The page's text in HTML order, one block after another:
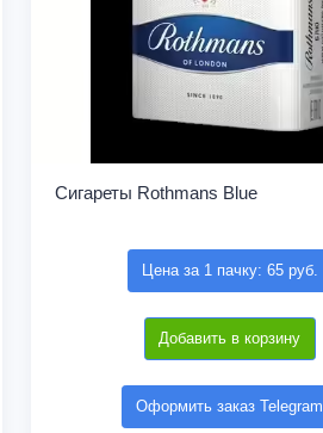
Сигареты Rothmans Blue
Цена за 1 пачку: 65 руб.
Добавить в корзину
Оформить заказ Telegram